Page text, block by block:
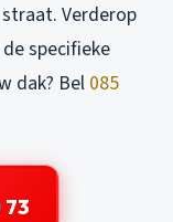
Verderop
specifieke
dak? Bel 085
73